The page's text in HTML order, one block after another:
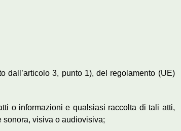
dall’articolo 3, punto 1), del regolamento (UE)
o informazioni e qualsiasi raccolta di tali atti,
sonora, visiva o audiovisiva;